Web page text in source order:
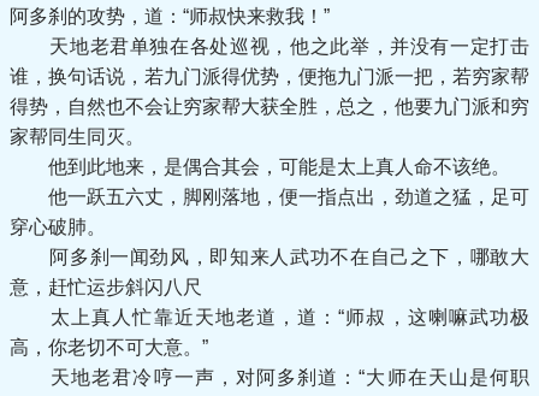
阿多刹的攻势，道：“师叔快来救我！”
天地老君单独在各处巡视，他之此举，并没有一定打击
谁，换句话说，若九门派得优势，便拖九门派一把，若穷家帮
得势，自然也不会让穷家帮大获全胜，总之，他要九门派和穷
家帮同生同灭。
他到此地来，是偶合其会，可能是太上真人命不该绝。
他一跃五六丈，脚刚落地，便一指点出，劲道之猛，足可
穿心破肺。
阿多刹一闻劲风，即知来人武功不在自己之下，哪敢大
意，赶忙运步斜闪八尺
太上真人忙靠近天地老道，道：“师叔，这喇嘛武功极
高，你老切不可大意。”
天地老君冷哼一声，对阿多刹道：“大师在天山是何职